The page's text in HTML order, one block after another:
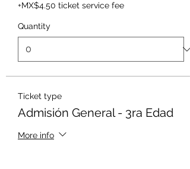
+MX$4.50 ticket service fee
Quantity
Ticket type
Admisión General - 3ra Edad
More info